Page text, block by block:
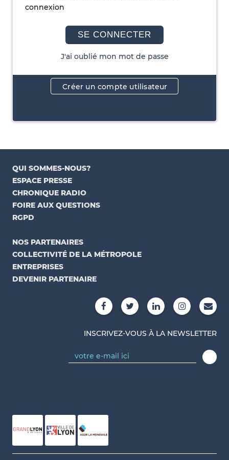
connexion
SE CONNECTER
J'ai oublié mon mot de passe
Créer un compte utilisateur
QUI SOMMES-NOUS?
ESPACE PRESSE
CHRONIQUE RADIO
FOIRE AUX QUESTIONS
RGPD
NOS PARTENAIRES
COLLECTIVITÉ DE LA MÉTROPOLE
ENTREPRISES
DEVENIR PARTENAIRE
INSCRIVEZ-VOUS À LA NEWSLETTER